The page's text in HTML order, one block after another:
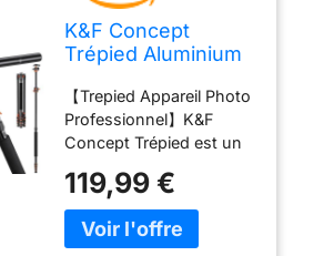
K&F Concept
Trépied Aluminium
Monopode
【Trepied Appareil Photo
Professionnel】K&F
Concept Trépied est un
stable, pliable,
détachable comme
monopode, facile de
119,99 €